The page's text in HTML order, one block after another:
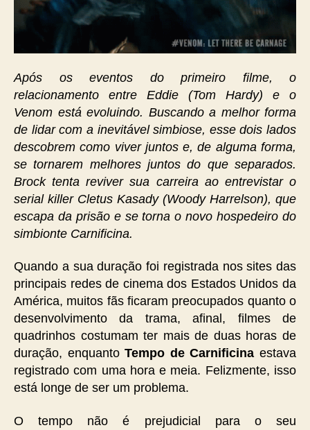
Após os eventos do primeiro filme, o
relacionamento entre Eddie (Tom Hardy) e o
Venom está evoluindo. Buscando a melhor forma
de lidar com a inevitável simbiose, esse dois lados
descobrem como viver juntos e, de alguma forma,
se tornarem melhores juntos do que separados.
Brock tenta reviver sua carreira ao entrevistar o
serial killer Cletus Kasady (Woody Harrelson), que
escapa da prisão e se torna o novo hospedeiro do
simbionte Carnificina.
Quando a sua duração foi registrada nos sites das
principais redes de cinema dos Estados Unidos da
América, muitos fãs ficaram preocupados quanto o
desenvolvimento da trama, afinal, filmes de
quadrinhos costumam ter mais de duas horas de
duração, enquantoTempo de Carnificina estava
registrado com uma hora e meia. Felizmente, isso
está longe de ser um problema.
O tempo não é prejudicial para o seu